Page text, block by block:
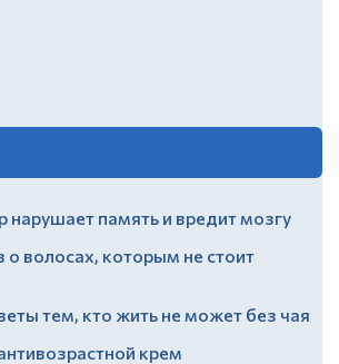
нарушает память и вредит мозгу
волосах, которым не стоит
тем, кто жить не может без чая
крем